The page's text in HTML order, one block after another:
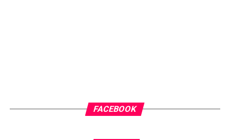
FACEBOOK